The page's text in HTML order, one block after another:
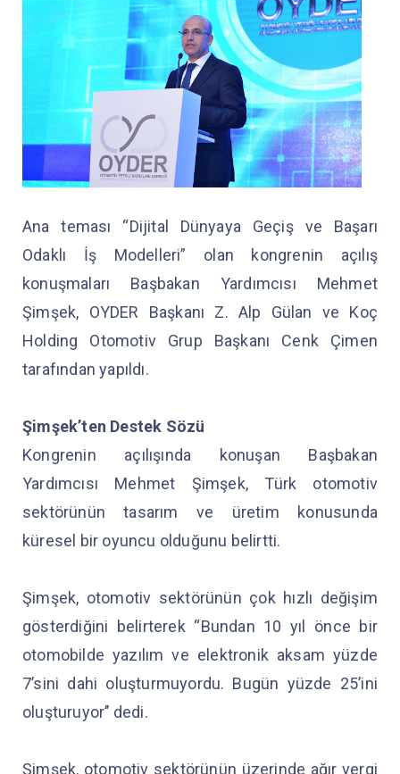
Ana teması “Dijital Dünyaya Geçiş ve Başarı
Odaklı İş Modelleri” olan kongrenin açılış
konuşmaları Başbakan Yardımcısı Mehmet
Şimşek, OYDER Başkanı Z. Alp Gülan ve Koç
Holding Otomotiv Grup Başkanı Cenk Çimen
tarafından yapıldı.
Şimşek’ten Destek Sözü
Kongrenin açılışında konuşan Başbakan
Yardımcısı Mehmet Şimşek, Türk otomotiv
sektörünün tasarım ve üretim konusunda
küresel bir oyuncu olduğunu belirtti.
Şimşek, otomotiv sektörünün çok hızlı değişim
gösterdiğini belirterek “Bundan 10 yıl önce bir
otomobilde yazılım ve elektronik aksam yüzde
7’sini dahi oluşturmuyordu. Bugün yüzde 25’ini
oluşturuyor’’ dedi.
Şimşek, otomotiv sektörünün üzerinde ağır vergi